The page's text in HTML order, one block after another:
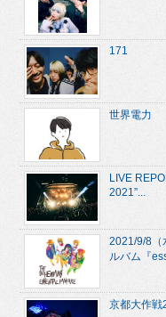
171
世界電力
LIVE
2021”...
2021/9/8（
ルバム『
京都大作戦